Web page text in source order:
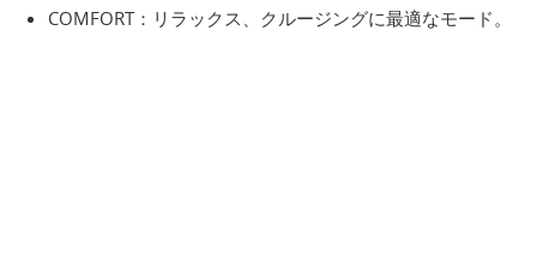
COMFORT：リラックス、クルージングに最適なモード。